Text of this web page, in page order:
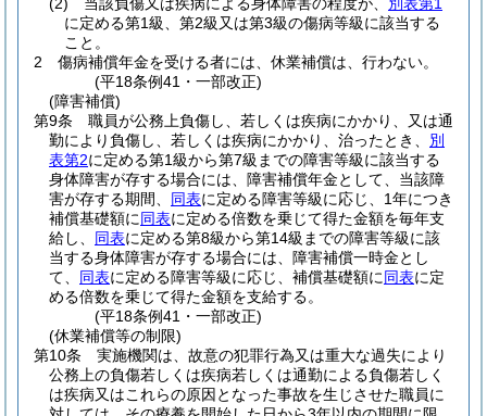
に定める第1級、第2級又は第3級の傷病等級に該当する
こと。
2
傷病補償年金を受ける者には、休業補償は、行わない。
(平18条例41・一部改正)
(障害補償)
第9条
職員が公務上負傷し、若しくは疾病にかかり、又は通
勤により負傷し、若しくは疾病にかかり、治ったとき、 別
表第2に定める第1級から第7級までの障害等級に該当する
身体障害が存する場合には、障害補償年金として、当該障
害が存する期間、 同表に定める障害等級に応じ、1年につき
補償基礎額に同表に定める倍数を乗じて得た金額を毎年支
給し、 同表に定める第8級から第14級までの障害等級に該
当する身体障害が存する場合には、障害補償一時金とし
て、 同表に定める障害等級に応じ、補償基礎額に同表に定
める倍数を乗じて得た金額を支給する。
(平18条例41・一部改正)
(休業補償等の制限)
第10条
実施機関は、故意の犯罪行為又は重大な過失により
公務上の負傷若しくは疾病若しくは通勤による負傷若しく
は疾病又はこれらの原因となった事故を生じさせた職員に